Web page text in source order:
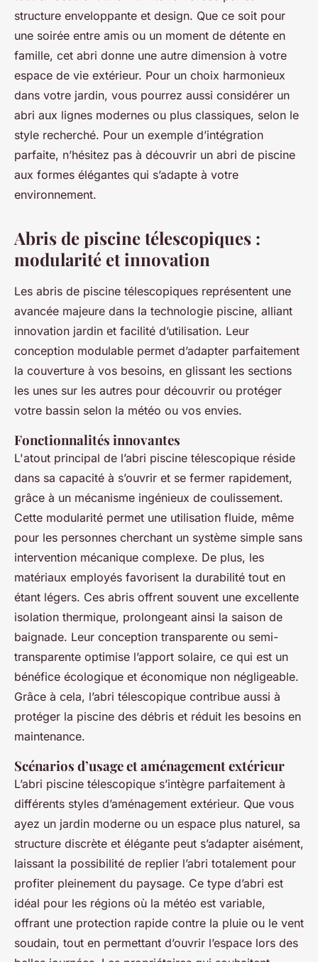
structure enveloppante et design. Que ce soit pour
une soirée entre amis ou un moment de détente en
famille, cet abri donne une autre dimension à votre
espace de vie extérieur. Pour un choix harmonieux
dans votre jardin, vous pourrez aussi considérer un
abri aux lignes modernes ou plus classiques, selon le
style recherché. Pour un exemple d’intégration
parfaite, n’hésitez pas à découvrir un abri de piscine
aux formes élégantes qui s’adapte à votre
environnement.
Abris de piscine télescopiques :
modularité et innovation
Les abris de piscine télescopiques représentent une
avancée majeure dans la technologie piscine, alliant
innovation jardin et facilité d’utilisation. Leur
conception modulable permet d’adapter parfaitement
la couverture à vos besoins, en glissant les sections
les unes sur les autres pour découvrir ou protéger
votre bassin selon la météo ou vos envies.
Fonctionnalités innovantes
L'atout principal de l’abri piscine télescopique réside
dans sa capacité à s’ouvrir et se fermer rapidement,
grâce à un mécanisme ingénieux de coulissement.
Cette modularité permet une utilisation fluide, même
pour les personnes cherchant un système simple sans
intervention mécanique complexe. De plus, les
matériaux employés favorisent la durabilité tout en
étant légers. Ces abris offrent souvent une excellente
isolation thermique, prolongeant ainsi la saison de
baignade. Leur conception transparente ou semi-
transparente optimise l’apport solaire, ce qui est un
bénéfice écologique et économique non négligeable.
Grâce à cela, l’abri télescopique contribue aussi à
protéger la piscine des débris et réduit les besoins en
maintenance.
Scénarios d’usage et aménagement extérieur
L’abri piscine télescopique s’intègre parfaitement à
différents styles d’aménagement extérieur. Que vous
ayez un jardin moderne ou un espace plus naturel, sa
structure discrète et élégante peut s’adapter aisément,
laissant la possibilité de replier l’abri totalement pour
profiter pleinement du paysage. Ce type d’abri est
idéal pour les régions où la météo est variable,
offrant une protection rapide contre la pluie ou le vent
soudain, tout en permettant d’ouvrir l’espace lors des